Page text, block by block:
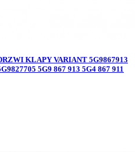
KLAPY VARIANT 5G9867913
5G9 867 913 5G4 867 911